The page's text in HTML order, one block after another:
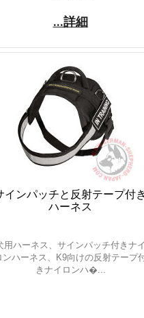
...詳細
インパッチと反射テープ付
ハーネス
用ハーネス、サインパッチ付きナ
ンハーネス、K9向けの反射テープ
きナイロンハ�...